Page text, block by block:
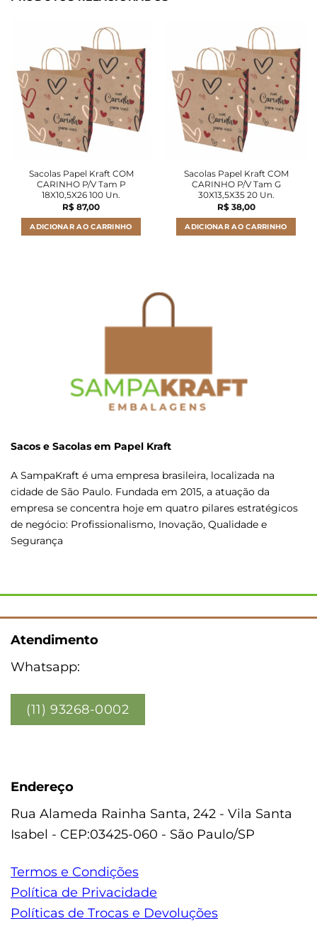
Sacolas Papel Kraft COM
CARINHO P/V Tam P
18X10,5X26 100 Un.
R$ 87,00
ADICIONAR AO CARRINHO
Sacolas Papel Kraft COM
CARINHO P/V Tam G
30X13,5X35 20 Un.
R$38,00
ADICIONAR AO CARRINHO
Sacos e Sacolas em Papel Kraft
A SampaKraft é uma empresa brasileira, localizada na
cidade de São Paulo. Fundada em 2015, a atuação da
empresa se concentra hoje em quatro pilares estratégicos
de negócio: Profissionalismo, Inovação, Qualidade e
Segurança
Atendimento
Whatsapp:
(11) 93268-0002
Endereço
Rua Alameda Rainha Santa, 242 - Vila Santa
Isabel - CEP:03425-060 - São Paulo/SP
Termos e Condições
Política de Privacidade
Políticas de Trocas e Devoluções